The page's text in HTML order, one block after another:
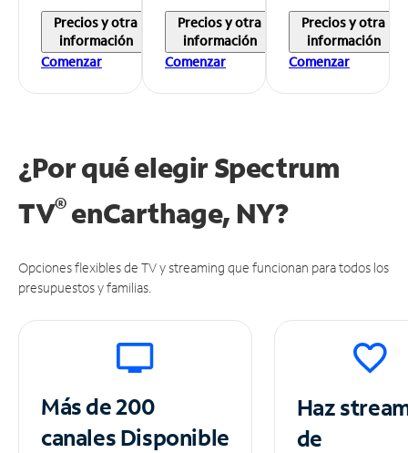
Precios y otra
información
Comenzar
Precios y otra
información
Comenzar
Precios y otra
información
Comenzar
¿Por qué elegir Spectrum
TV®enCarthage, NY?
Opciones flexibles de TV y streaming que funcionan para todos los
presupuestos y familias.
Más de 200
canalesDisponible
Haz
de